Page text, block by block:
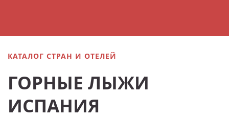
КАТАЛОГ СТРАН И ОТЕЛЕЙ
ГОРНЫЕ ЛЫЖИ
ИСПАНИЯ